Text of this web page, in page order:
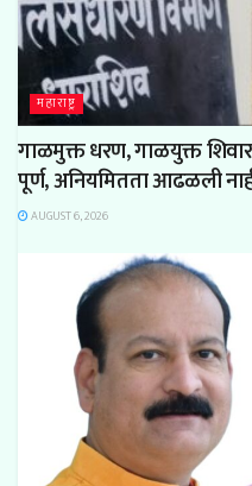
महाराष्ट्र
गाळमुक्त धरण, गाळयुक्त
पूर्ण, अनियमितता आढळली
AUGUST 6, 2026